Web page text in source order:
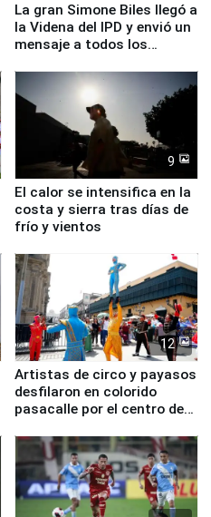
La gran Simone Biles llegó a
la Videna del IPD y envió un
mensaje a todos los
9
El calor se intensifica en la
costa y sierra tras días de
frío y vientos
12
Artistas de circo y payasos
desfilaron en colorido
pasacalle por el centro de